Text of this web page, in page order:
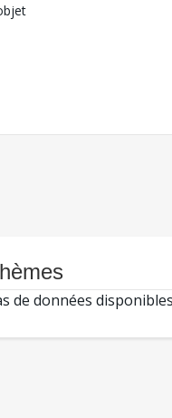
de données